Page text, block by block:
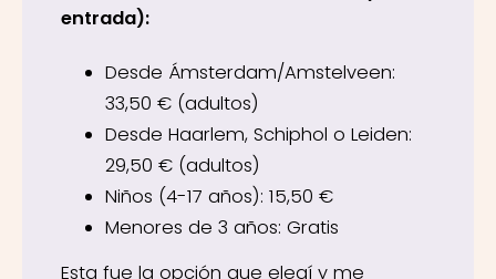
entrada):
Desde Ámsterdam/Amstelveen:
33,50 € (adultos)
Desde Haarlem, Schiphol o Leiden:
29,50 € (adultos)
Niños (4-17 años): 15,50 €
Menores de 3 años: Gratis
Esta fue la opción que elegí y me